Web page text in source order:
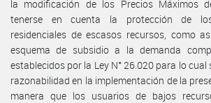
la modificación de los Precios Máximos
tenerse en cuenta la protección de
residenciales de escasos recursos, como
esquema de subsidio a la demanda
establecidos por la Ley N° 26.020 para lo cual
razonabilidad en la implementación de la
manera que los usuarios de bajos